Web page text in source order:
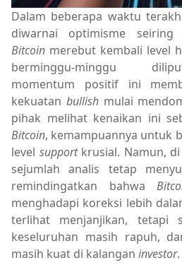
Dalam beberapa waktu
diwarnai optimisme seiring
Bitcoin merebut kembali level
berminggu-minggu
momentum positif ini
kekuatan bullishmulai
pihak melihat kenaikan ini
Bitcoin, kemampuannya untuk
level supportkrusial. Namun,
sejumlah analis tetap
remindingatkan bahwa
menghadapi koreksi lebih
terlihat menjanjikan, tetapi
keseluruhan masih rapuh,
masih kuat di kalangan investor.